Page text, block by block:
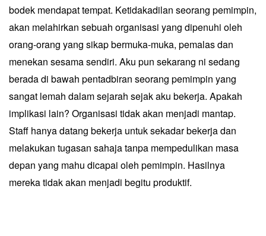
bodek mendapat tempat. Ketidakadilan seorang pemimpin,
akan melahirkan sebuah organisasi yang dipenuhi oleh
orang-orang yang sikap bermuka-muka, pemalas dan
menekan sesama sendiri. Aku pun sekarang ni sedang
berada di bawah pentadbiran seorang pemimpin yang
sangat lemah dalam sejarah sejak aku bekerja. Apakah
implikasi lain? Organisasi tidak akan menjadi mantap.
Staff hanya datang bekerja untuk sekadar bekerja dan
melakukan tugasan sahaja tanpa mempedulikan masa
depan yang mahu dicapai oleh pemimpin. Hasilnya
mereka tidak akan menjadi begitu produktif.